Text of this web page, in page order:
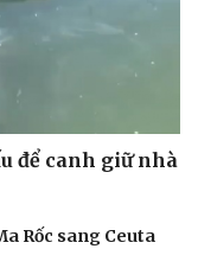
để canh giữ nhà
Rốc sang Ceuta